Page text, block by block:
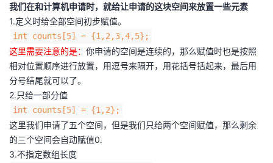
我们在和计算机申请时，就给让申请的这块空间来放置一些元素
1.定义时给全部空间初步赋值。
int counts[5] = {1,2,3,4,5};
这里需要注意的是： 你申请的空间是连续的，那么赋值时也是按照
相对位置顺序进行放置，用逗号来隔开，用花括号括起来，最后用
分号结尾就可以了。
2.只给一部分值
int counts[5] = {1,2};
这里我们申请了五个空间，但是我们只给两个空间赋值，那么剩余
的三个空间会自动赋值0.
3.不指定数组长度